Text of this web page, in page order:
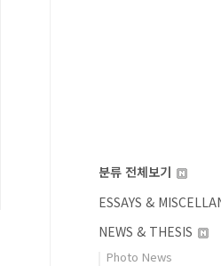
분류 전체보기
ESSAYS &
NEWS & THESIS
Photo News